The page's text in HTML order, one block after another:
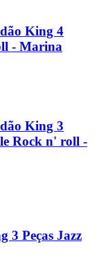
King 4
- Marina
King 3
Rock n' roll -
3 Peças Jazz